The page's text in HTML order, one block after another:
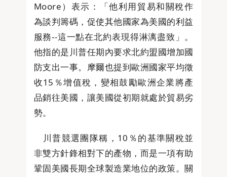
Moore）表示：「他利用貿易和關稅作
為談判籌碼，促使其他國家為美國的利益
服務--這一點在北約表現得淋漓盡致」。
他指的是川普任期內要求北約盟國增加國
防支出一事。摩爾也提到歐洲國家平均徵
收15％增值稅，變相鼓勵歐洲企業將產
品銷往美國，讓美國從初期就處於貿易劣
勢。
川普競選團隊稱，10％的基準關稅並
非雙方針鋒相對下的產物，而是一項有助
鞏固美國長期全球製造業地位的政策。關